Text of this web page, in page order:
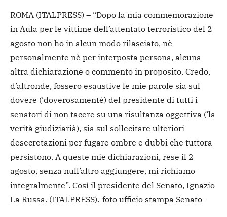
ROMA (ITALPRESS) – “Dopo la mia commemorazione
in Aula per le vittime dell’attentato terroristico del 2
agosto non ho in alcun modo rilasciato, nè
personalmente nè per interposta persona, alcuna
altra dichiarazione o commento in proposito. Credo,
d’altronde, fossero esaustive le mie parole sia sul
dovere (‘doverosamentè) del presidente di tutti i
senatori di non tacere su una risultanza oggettiva (‘la
verità giudiziarià), sia sul sollecitare ulteriori
desecretazioni per fugare ombre e dubbi che tuttora
persistono. A queste mie dichiarazioni, rese il 2
agosto, senza null’altro aggiungere, mi richiamo
integralmente”. Così il presidente del Senato, Ignazio
La Russa. (ITALPRESS).-foto ufficio stampa Senato-